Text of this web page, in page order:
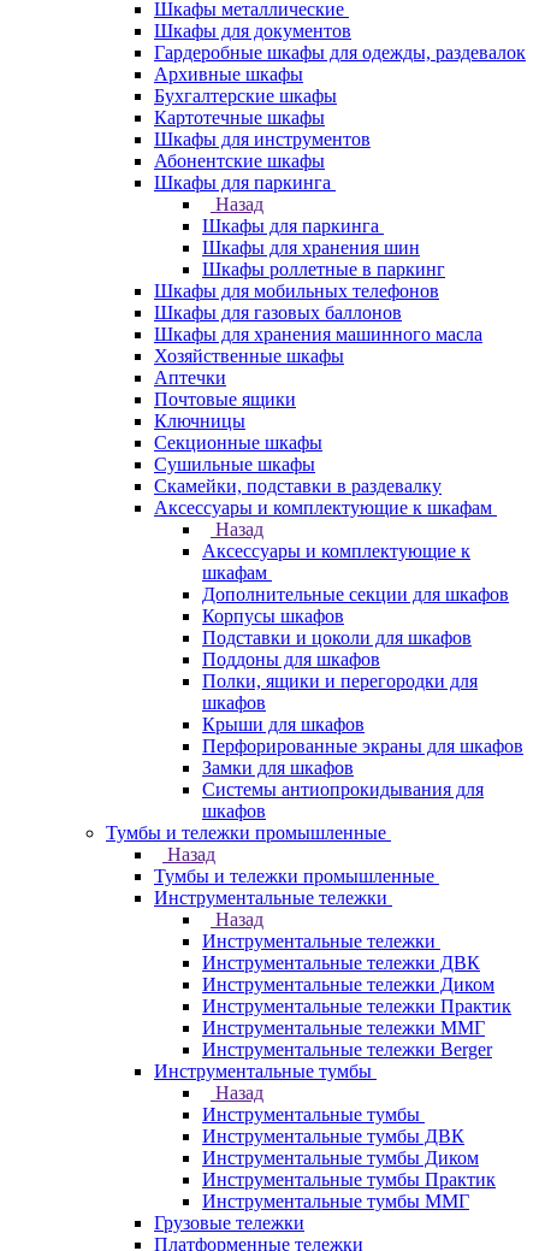
Шкафы металлические
Шкафы для документов
Гардеробные шкафы для одежды, раздевалок
Архивные шкафы
Бухгалтерские шкафы
Картотечные шкафы
Шкафы для инструментов
Абонентские шкафы
Шкафы для паркинга
Назад
Шкафы для паркинга
Шкафы для хранения шин
Шкафы роллетные в паркинг
Шкафы для мобильных телефонов
Шкафы для газовых баллонов
Шкафы для хранения машинного масла
Хозяйственные шкафы
Аптечки
Почтовые ящики
Ключницы
Секционные шкафы
Сушильные шкафы
Скамейки, подставки в раздевалку
Аксессуары и комплектующие к шкафам
Назад
Аксессуары и комплектующие к
шкафам
Дополнительные секции для шкафов
Корпусы шкафов
Подставки и цоколи для шкафов
Поддоны для шкафов
Полки, ящики и перегородки для
шкафов
Крыши для шкафов
Перфорированные экраны для шкафов
Замки для шкафов
Системы антиопрокидывания для
шкафов
Тумбы и тележки промышленные
Назад
Тумбы и тележки промышленные
Инструментальные тележки
Назад
Инструментальные тележки
Инструментальные тележки ДВК
Инструментальные тележки Диком
Инструментальные тележки Практик
Инструментальные тележки ММГ
Инструментальные тележки Berger
Инструментальные тумбы
Назад
Инструментальные тумбы
Инструментальные тумбы ДВК
Инструментальные тумбы Диком
Инструментальные тумбы Практик
Инструментальные тумбы ММГ
Грузовые тележки
Платформенные тележки